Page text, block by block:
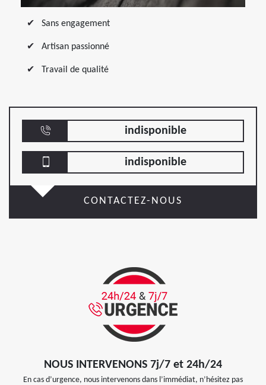
Sans engagement
Artisan passionné
Travail de qualité
indisponible
indisponible
CONTACTEZ-NOUS
NOUS INTERVENONS 7j/7 et 24h/24
En cas d’urgence, nous intervenons dans l’immédiat, n’hésitez pas